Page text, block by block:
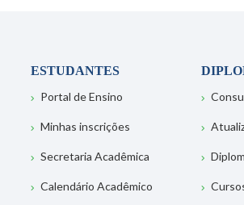
ESTUDANTES
Portal de Ensino
Minhas inscrições
Secretaria Acadêmica
Calendário Acadêmico